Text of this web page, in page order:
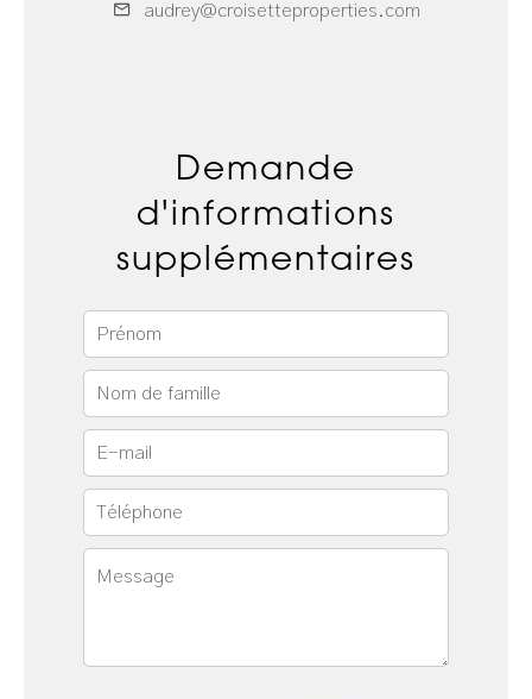
audrey@croisetteproperties.com
Demande
d'informations
supplémentaires